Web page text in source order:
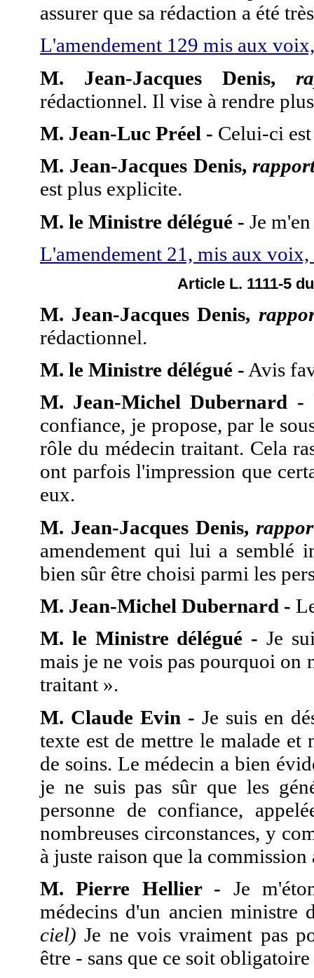
assurer que sa rédaction a été
L'amendement 129 mis aux
M. Jean-Jacques Denis,
rédactionnel. Il vise à rendre
M. Jean-Luc Préel - Celui-ci
M. Jean-Jacques Denis,
est plus explicite.
M. le Ministre délégué - Je
L'amendement 21, mis aux voix,
Article L. 1111-5
M. Jean-Jacques Denis,
rédactionnel.
M. le Ministre délégué - Avis
M. Jean-Michel Dubernard -
confiance, je propose, par le
rôle du médecin traitant. Cela
ont parfois l'impression que
eux.
M. Jean-Jacques Denis,
amendement qui lui a semblé
bien sûr être choisi parmi les
M. Jean-Michel Dubernard -
M. le Ministre délégué - Je
mais je ne vois pas pourquoi on
traitant ».
M. Claude Evin - Je suis en
texte est de mettre le malade
de soins. Le médecin a bien
je ne suis pas sûr que les
personne de confiance,
nombreuses circonstances, y
à juste raison que la commission
M. Pierre Hellier - Je
médecins d'un ancien ministre
ciel)Je ne vois vraiment pas
être - sans que ce soit